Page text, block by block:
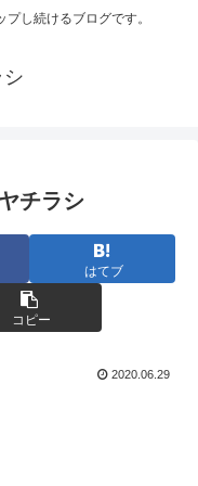
し続けるブログです。
チラシ
はてブ
コピー
2020.06.29